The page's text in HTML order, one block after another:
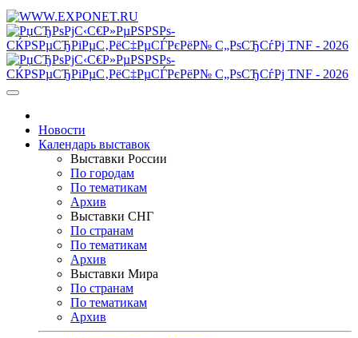
Новости
Календарь выставок
Выставки России
По городам
По тематикам
Архив
Выставки СНГ
По странам
По тематикам
Архив
Выставки Мира
По странам
По тематикам
Архив